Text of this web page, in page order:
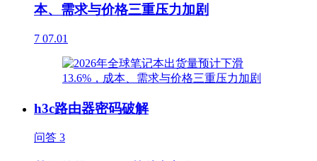
本、需求与价格三重压力加剧
7 07.01
h3c路由器密码破解
问答 3